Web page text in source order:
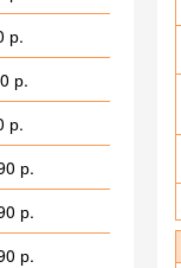
р.
р.
р.
р.
р.
р.